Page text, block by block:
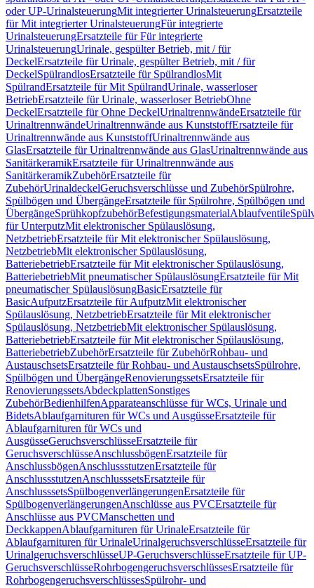
oder UP-UrinalsteuerungMit integrierter UrinalsteuerungErsatzteile
für Mit integrierter UrinalsteuerungFür integrierte
UrinalsteuerungErsatzteile für Für integrierte
UrinalsteuerungUrinale, gespülter Betrieb, mit / für
DeckelErsatzteile für Urinale, gespülter Betrieb, mit / für
DeckelSpülrandlosErsatzteile für SpülrandlosMit
SpülrandErsatzteile für Mit SpülrandUrinale, wasserloser
BetriebErsatzteile für Urinale, wasserloser BetriebOhne
DeckelErsatzteile für Ohne DeckelUrinaltrennwändeErsatzteile für
UrinaltrennwändeUrinaltrennwände aus KunststoffErsatzteile für
Urinaltrennwände aus KunststoffUrinaltrennwände aus
GlasErsatzteile für Urinaltrennwände aus GlasUrinaltrennwände aus
SanitärkeramikErsatzteile für Urinaltrennwände aus
SanitärkeramikZubehörErsatzteile für
ZubehörUrinaldeckelGeruchsverschlüsse und ZubehörSpülrohre,
Spülbögen und ÜbergängeErsatzteile für Spülrohre, Spülbögen und
ÜbergängeSprühkopfzubehörBefestigungsmaterialAblaufventile
für UnterputzMit elektronischer Spülauslösung,
NetzbetriebErsatzteile für Mit elektronischer Spülauslösung,
NetzbetriebMit elektronischer Spülauslösung,
BatteriebetriebErsatzteile für Mit elektronischer Spülauslösung,
BatteriebetriebMit pneumatischer SpülauslösungErsatzteile für Mit
pneumatischer SpülauslösungBasicErsatzteile für
BasicAufputzErsatzteile für AufputzMit elektronischer
Spülauslösung, NetzbetriebErsatzteile für Mit elektronischer
Spülauslösung, NetzbetriebMit elektronischer Spülauslösung,
BatteriebetriebErsatzteile für Mit elektronischer Spülauslösung,
BatteriebetriebZubehörErsatzteile für ZubehörRohbau- und
AustauschsetsErsatzteile für Rohbau- und AustauschsetsSpülrohre,
Spülbögen und ÜbergängeRenovierungssetsErsatzteile für
RenovierungssetsAbdeckplattenSonstiges
ZubehörBedienhilfenApparateanschlüsse für WCs, Urinale und
BidetsAblaufgarnituren für WCs und AusgüsseErsatzteile für
Ablaufgarnituren für WCs und
AusgüsseGeruchsverschlüsseErsatzteile für
GeruchsverschlüsseAnschlussbögenErsatzteile für
AnschlussbögenAnschlussstutzenErsatzteile für
AnschlussstutzenAnschlusssetsErsatzteile für
AnschlusssetsSpülbogenverlängerungenErsatzteile für
SpülbogenverlängerungenAnschlüsse aus PVCErsatzteile für
Anschlüsse aus PVCManschetten und
DeckkappenAblaufgarnituren für UrinaleErsatzteile für
Ablaufgarnituren für UrinaleUrinalgeruchsverschlüsseErsatzteile für
UrinalgeruchsverschlüsseUP-GeruchsverschlüsseErsatzteile für UP-
GeruchsverschlüsseRohrbogengeruchsverschlüssesErsatzteile für
RohrbogengeruchsverschlüssesSpülrohr- und